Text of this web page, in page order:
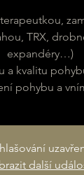
TRX,
expandéry…)
kvalitu
pohybu a
další